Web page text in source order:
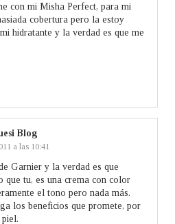
con mi Misha Perfect, para mi
cobertura pero la estoy
hidratante y la verdad es que me
Blog
a las 10:41
Garnier y la verdad es que
que tu, es una crema con color
el tono pero nada más.
los beneficios que promete, por